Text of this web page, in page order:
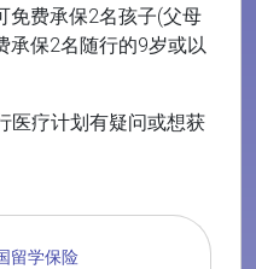
免费承保2名孩子(父母
承保2名随行的9岁或以
医疗计划有疑问或想获
留学保险